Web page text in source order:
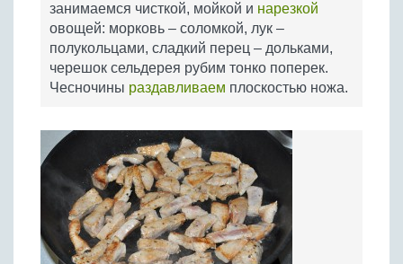
занимаемся чисткой, мойкой и нарезкой
овощей: морковь – соломкой, лук –
полукольцами, сладкий перец – дольками,
черешок сельдерея рубим тонко поперек.
Чесночины раздавливаем плоскостью ножа.